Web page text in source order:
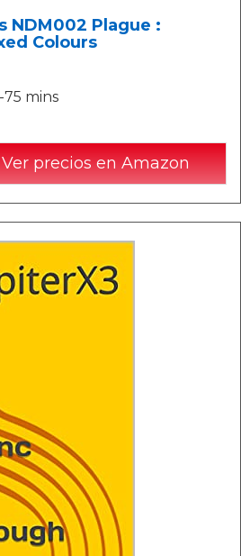
NDM002 Plague :
Colours
mins
precios en Amazon